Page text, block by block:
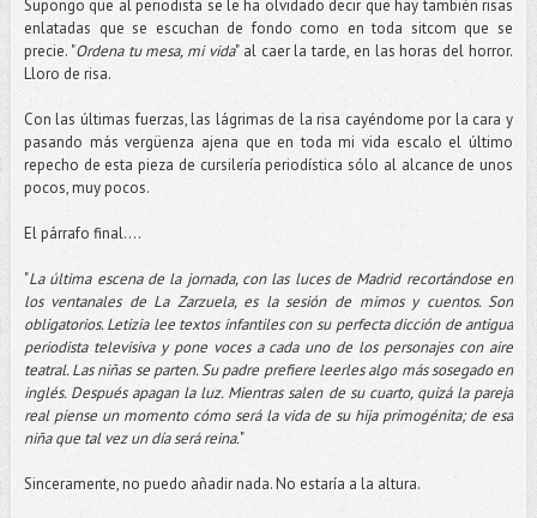
Supongo que al periodista se le ha olvidado decir que hay también risas
enlatadas que se escuchan de fondo como en toda sitcom que se
precie. "Ordena tu mesa, mi vida" al caer la tarde, en las horas del horror.
Lloro de risa.
Con las últimas fuerzas, las lágrimas de la risa cayéndome por la cara y
pasando más vergüenza ajena que en toda mi vida escalo el último
repecho de esta pieza de cursilería periodística sólo al alcance de unos
pocos, muy pocos.
El párrafo final....
"La última escena de la jornada, con las luces de Madrid recortándose en
los ventanales de La Zarzuela, es la sesión de mimos y cuentos. Son
obligatorios. Letizia lee textos infantiles con su perfecta dicción de antigua
periodista televisiva y pone voces a cada uno de los personajes con aire
teatral. Las niñas se parten. Su padre prefiere leerles algo más sosegado en
inglés. Después apagan la luz. Mientras salen de su cuarto, quizá la pareja
real piense un momento cómo será la vida de su hija primogénita; de esa
niña que tal vez un día será reina."
Sinceramente, no puedo añadir nada. No estaría a la altura.